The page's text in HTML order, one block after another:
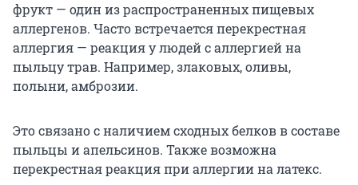
фрукт — один из распространенных пищевых
аллергенов. Часто встречается перекрестная
аллергия — реакция у людей с аллергией на
пыльцу трав. Например, злаковых, оливы,
полыни, амброзии.
Это связано с наличием сходных белков в составе
пыльцы и апельсинов. Также возможна
перекрестная реакция при аллергии на латекс.